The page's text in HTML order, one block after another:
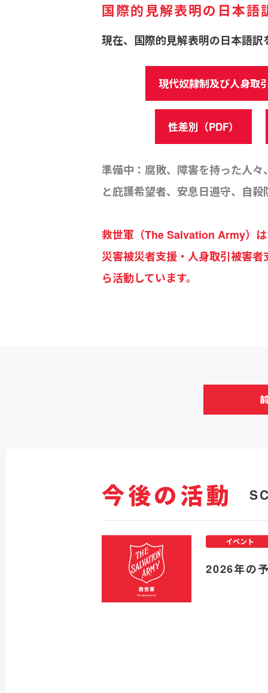
国際的見解表明の日本語
現在、国際的見解表明の日本語
現代奴隷制及び人身取
性差別（PDF）
準備中：腐敗、障害を持った人
と庇護希望者、安息日遵守、自
救世軍（The Salvation Army）
災害被災者支援・人身取引被害
ら活動しています。
今後の活動
2026年の
イベント